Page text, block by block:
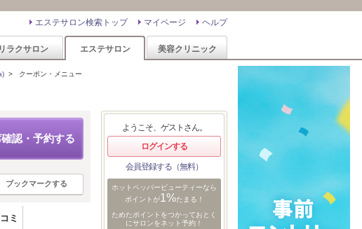
ヘルプ
マイページ
エステサロン検索トップ
リラクサロン エステサロン 美容クリニック
> クーポン・メニュー
認・予約する
ブックマークする
ミ
ようこそ、ゲストさん。
ログインする
会員登録する（無料）
ホットペッパービューティーなら
ポイントが1%たまる！
ためたポイントをつかっておとく
にサロンをネット予約！